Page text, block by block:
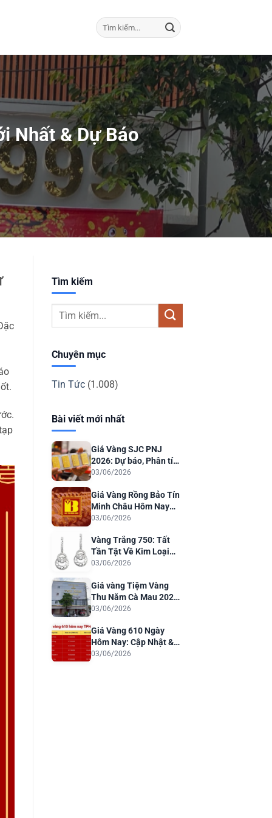
Nhất & Dự Báo
Tìm kiếm
Chuyên mục
Tin Tức(1.008)
Bài viết mới nhất
Giá Vàng SJC PNJ
2026: Dự báo, Phân tích
& Lời khuyên Đầu tư
03/06/2026
Giá Vàng Rồng Bảo Tín
Minh Châu Hôm Nay
2026: Dự Báo & Phân
03/06/2026
Vàng Trắng 750: Tất
Tần Tật Về Kim Loại
Quý Cho Trang Sức
03/06/2026
Giá vàng Tiệm Vàng
Thu Năm Cà Mau 2026:
Cập Nhật & Phân Tích
03/06/2026
Giá Vàng 610 Ngày
Hôm Nay: Cập Nhật &
Dự Báo 2026
03/06/2026